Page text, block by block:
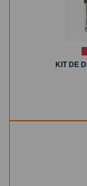
KIT DE